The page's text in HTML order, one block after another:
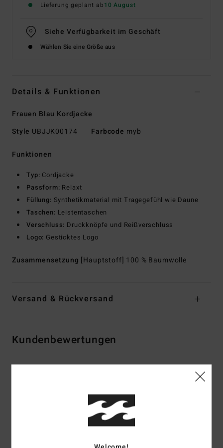
Lieferung geplant ab10 August
Siehe Verfügbarkeit im Geschäft
Wählen Sie eine Größe aus
Details & Funktionen
Frauen Blau Kordjacke
Style UBJJK00174 Farbcode myb
Funktionen
Typ: Cordjacke
Passform: Relaxt
Füllung: Synthetikmaterial mit Tragegefühl wie Daune
Taschen: Leistentaschen
Verschluss: Druckknöpfe und Reißverschluss
Logo: Gesticktes Logo
Zusammensetzung [Hauptstoff] 100 % Baumwolle
Versand & Rückversand
Kundenbewertungen
4.0/5
0% unserer Kunden empfehlen dieses Produkt